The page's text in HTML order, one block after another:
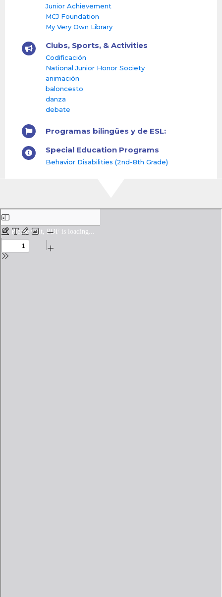
Junior Achievement
MCJ Foundation
My Very Own Library
Clubs, Sports, & Activities
Codificación
National Junior Honor Society
animación
baloncesto
danza
debate
Programas bilingües y de ESL:
Special Education Programs
Behavior Disabilities (2nd-8th Grade)